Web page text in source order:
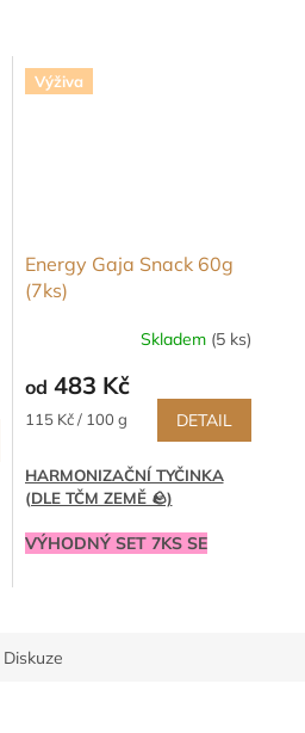
Výživa
Energy Gaja Snack 60g
(7ks)
Skladem (5 ks)
od 483 Kč
Měrná
115 Kč / 100 g DETAIL
HARMONIZAČNÍ TYČINKA
(DLE TČM ZEMĚ 🪨)
VÝHODNÝ SET 7KS SE
Diskuze